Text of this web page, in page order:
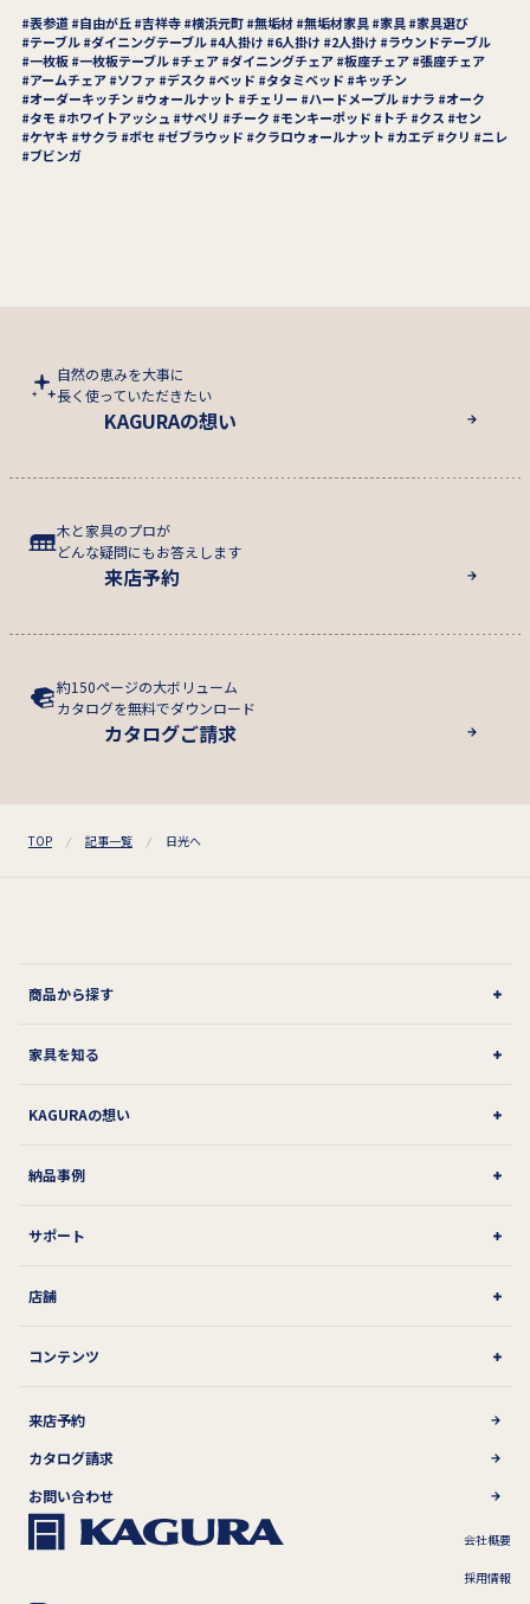
表参道 自由が丘 吉祥寺 横浜元町 無垢材 無垢材家具 家具 家具選び
テーブル ダイニングテーブル 4人掛け 6人掛け 2人掛け
ラウンドテーブル
一枚板 一枚板テーブル チェア ダイニングチェア 板座チェア 張座チェア
アームチェア
ソファ デスク ベッド タタミベッド
キッチン
オーダーキッチン
ウォールナット チェリー ハードメープル ナラ
オーク
タモ
ホワイトアッシュ サペリ チーク モンキーポッド トチ クス
セン
ケヤキ
サクラ ボセ ゼブラウッド クラロウォールナット カエデ クリ
ニレ
ブビンガ
自然の恵みを大事に
長く使っていただきたい
KAGURAの想い
木と家具のプロが
どんな疑問にもお答えします
来店予約
約150ページの大ボリューム
カタログを無料でダウンロード
カタログご請求
TOP 記事一覧 日光へ
商品から探す
家具を知る
KAGURAの想い
納品事例
サポート
店舗
コンテンツ
来店予約
カタログ請求
お問い合わせ
会社概要
採用情報